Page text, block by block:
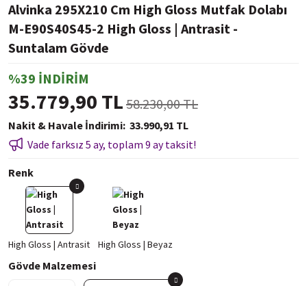
Alvinka 295X210 Cm High Gloss Mutfak Dolabı
M-E90S40S45-2 High Gloss | Antrasit -
Suntalam Gövde
%39 İNDİRİM
35.779,90 TL 58.230,00 TL
Nakit & Havale İndirimi 33.990,91 TL
Vade farksız 5 ay, toplam 9 ay taksit!
Renk
Gövde Malzemesi